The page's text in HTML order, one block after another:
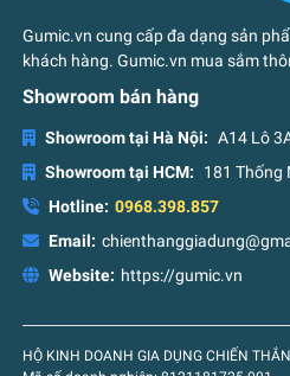
Gumic.vn cung cấp đa dạng sản
khách hàng. Gumic.vn mua sắm
Showroom bán hàng
Showroom tại Hà Nội: A14 Lô
Showroom tại HCM:
181 Thống
Hotline: 0968.398.857
Email:
Website: https://gumic.vn
HỘ KINH DOANH GIA DỤNG CHIẾN